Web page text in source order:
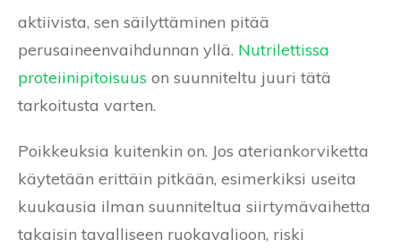
aktiivista, sen säilyttäminen pitää
perusaineenvaihdunnan yllä. Nutrilettissa
proteiinipitoisuus on suunniteltu juuri tätä
tarkoitusta varten.
Poikkeuksia kuitenkin on. Jos ateriankorviketta
käytetään erittäin pitkään, esimerkiksi useita
kuukausia ilman suunniteltua siirtymävaihetta
takaisin tavalliseen ruokavalioon, riski